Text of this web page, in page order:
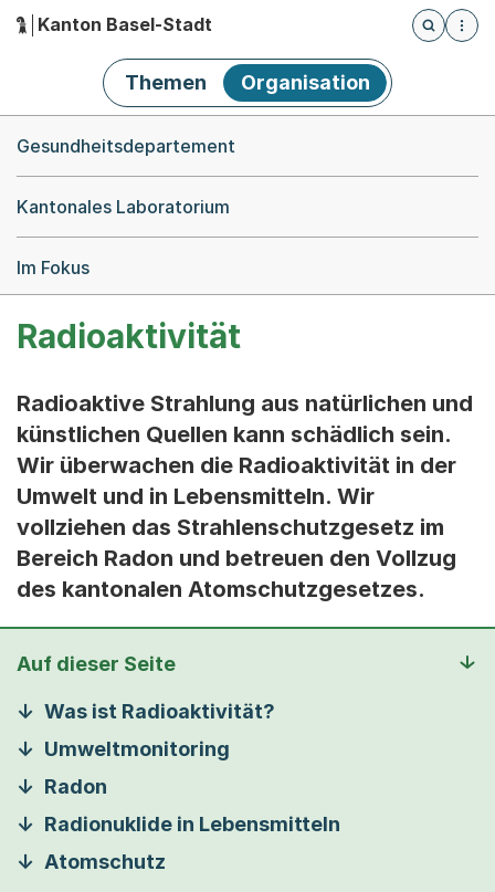
Hauptnavigation
Kanton Basel-Stadt
Öffnet
Themen Organisation
Gesundheitsdepartement
Kantonales Laboratorium
Im Fokus
Radioaktivität
Radioaktive Strahlung aus natürlichen und
künstlichen Quellen kann schädlich sein.
Wir überwachen die Radioaktivität in der
Umwelt und in Lebensmitteln. Wir
vollziehen das Strahlenschutzgesetz im
Bereich Radon und betreuen den Vollzug
des kantonalen Atomschutzgesetzes.
Auf dieser Seite
Was ist Radioaktivität?
Umweltmonitoring
Radon
Radionuklide in Lebensmitteln
Atomschutz